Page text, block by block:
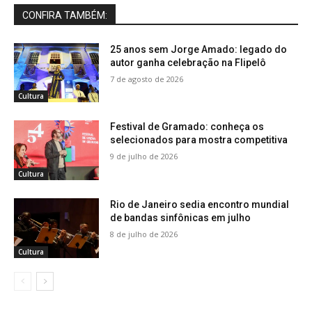
CONFIRA TAMBÉM:
Cultura
25 anos sem Jorge Amado: legado do
autor ganha celebração na Flipelô
7 de agosto de 2026
Cultura
Festival de Gramado: conheça os
selecionados para mostra competitiva
9 de julho de 2026
Cultura
Rio de Janeiro sedia encontro mundial
de bandas sinfônicas em julho
8 de julho de 2026